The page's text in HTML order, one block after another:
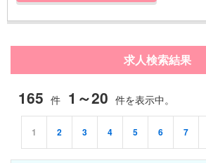
求人検索結果
165 件 1～20 件を表示中。
1 2 3 4 5 6 7